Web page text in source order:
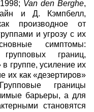
Van den Berghe,
и Д. Кэмпбелл,
производное от
и угрозу с их
симптомы:
границ,
группе, усиление их
их как «дезертиров»
границы
барьеры, а для
становятся